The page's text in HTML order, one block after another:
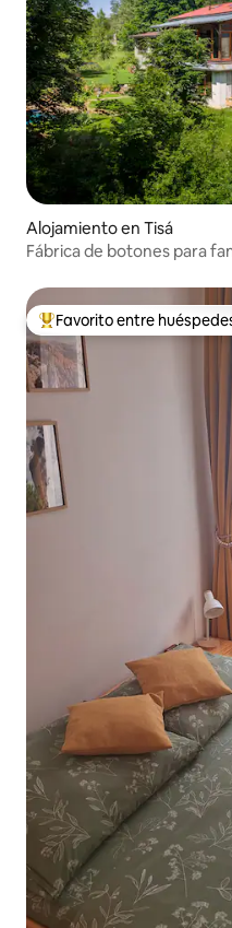
Alojamiento en Tisá
Fábrica de botones para
Favorito entre huéspedes
Favorito entre